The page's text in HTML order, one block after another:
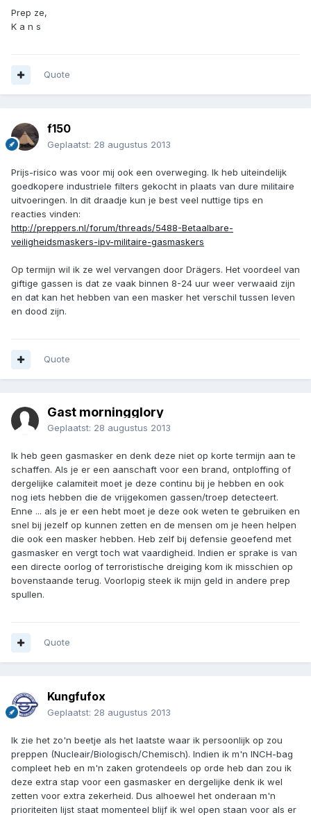
Prep ze,
K a n s
Quote
f150
Geplaatst: 28 augustus 2013
Prijs-risico was voor mij ook een overweging. Ik heb uiteindelijk
goedkopere industriele filters gekocht in plaats van dure militaire
uitvoeringen. In dit draadje kun je best veel nuttige tips en
reacties vinden:
http://preppers.nl/forum/threads/5488-Betaalbare-
veiligheidsmaskers-ipv-militaire-gasmaskers
Op termijn wil ik ze wel vervangen door Drägers. Het voordeel van
giftige gassen is dat ze vaak binnen 8-24 uur weer verwaaid zijn
en dat kan het hebben van een masker het verschil tussen leven
en dood zijn.
Quote
Gast morningglory
Geplaatst: 28 augustus 2013
Ik heb geen gasmasker en denk deze niet op korte termijn aan te
schaffen. Als je er een aanschaft voor een brand, ontploffing of
dergelijke calamiteit moet je deze continu bij je hebben en ook
nog iets hebben die de vrijgekomen gassen/troep detecteert.
Enne ... als je er een hebt moet je deze ook weten te gebruiken en
snel bij jezelf op kunnen zetten en de mensen om je heen helpen
die ook een masker hebben. Heb zelf bij defensie geoefend met
gasmasker en vergt toch wat vaardigheid. Indien er sprake is van
een directe oorlog of terroristische dreiging kom ik misschien op
bovenstaande terug. Voorlopig steek ik mijn geld in andere prep
spullen.
Quote
Kungfufox
Geplaatst: 28 augustus 2013
Ik zie het zo'n beetje als het laatste waar ik persoonlijk op zou
preppen (Nucleair/Biologisch/Chemisch). Indien ik m'n INCH-bag
compleet heb en m'n zaken grotendeels op orde heb dan zou ik
deze extra stap voor een gasmasker en dergelijke denk ik wel
zetten voor extra zekerheid. Dus alhoewel het onderaan m'n
prioriteiten lijst staat momenteel blijf ik wel open staan voor als er